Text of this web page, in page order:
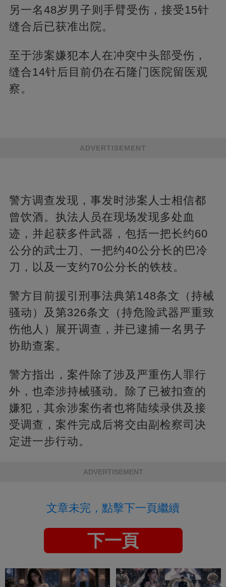
另一名48岁男子则手臂受伤，接受15针
缝合后已获准出院。
至于涉案嫌犯本人在冲突中头部受伤，
缝合14针后目前仍在石隆门医院留医观
察。
ADVERTISEMENT
警方调查发现，事发时涉案人士相信都
曾饮酒。执法人员在现场发现多处血
迹，并起获多件武器，包括一把长约60
公分的武士刀、一把约40公分长的巴冷
刀，以及一支约70公分长的铁枝。
警方目前援引刑事法典第148条文（持械
骚动）及第326条文（持危险武器严重致
伤他人）展开调查，并已逮捕一名男子
协助查案。
警方指出，案件除了涉及严重伤人罪行
外，也牵涉持械骚动。除了已被扣查的
嫌犯，其余涉案伤者也将陆续录供及接
受调查，案件完成后将交由副检察司决
定进一步行动。
ADVERTISEMENT
文章未完，點擊下一頁繼續
下一頁